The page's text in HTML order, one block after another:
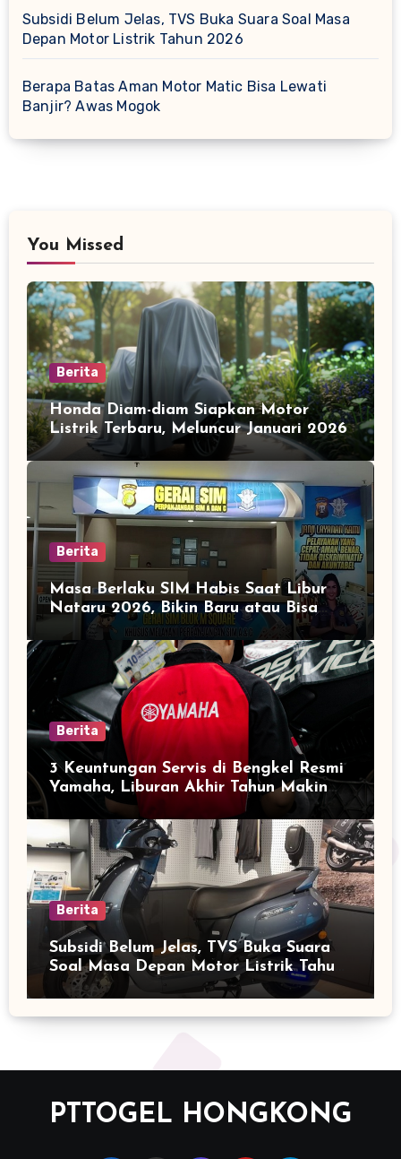
Subsidi Belum Jelas, TVS Buka Suara Soal Masa
Depan Motor Listrik Tahun 2026
Berapa Batas Aman Motor Matic Bisa Lewati
Banjir? Awas Mogok
You Missed
Berita
Honda Diam-diam Siapkan Motor
Listrik Terbaru, Meluncur Januari 2026
Berita
Masa Berlaku SIM Habis Saat Libur
Nataru 2026, Bikin Baru atau Bisa
Diperpanjang?
Berita
3 Keuntungan Servis di Bengkel Resmi
Yamaha, Liburan Akhir Tahun Makin
Nyaman
Berita
Subsidi Belum Jelas, TVS Buka Suara
Soal Masa Depan Motor Listrik Tahun
2026
PTTOGEL HONGKONG